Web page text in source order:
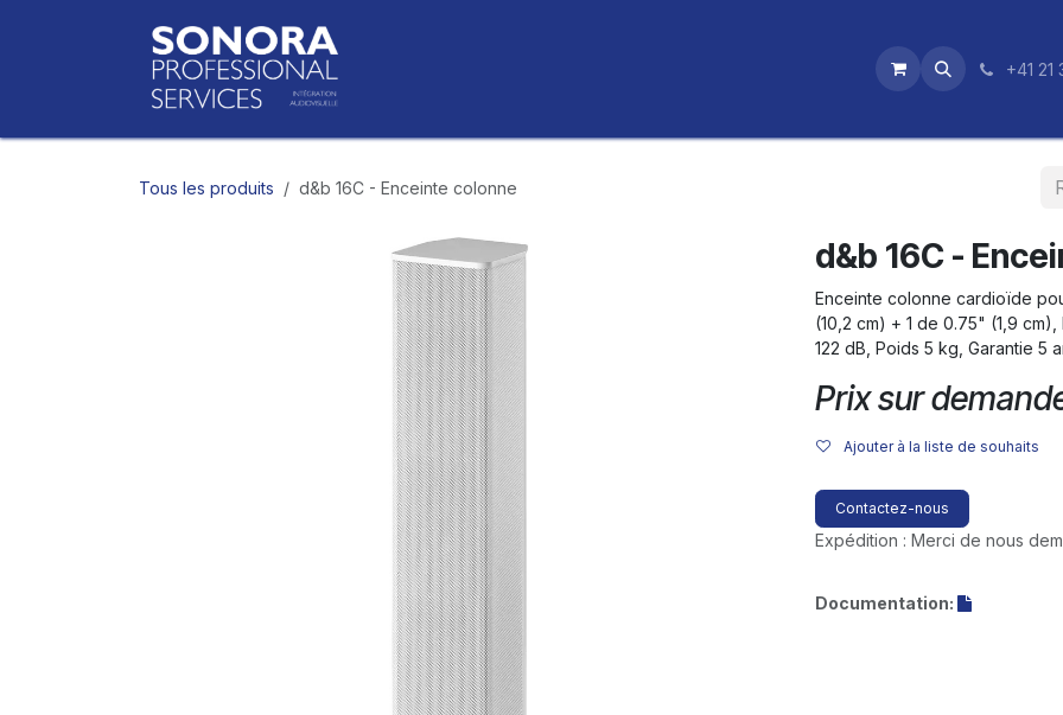
+41 21
Tous les produits d&b 16C - Enceinte colonne
d&b 16C -
Enceinte colonne cardioïde
(10,2 cm) + 1 de 0.75" (1,9
122 dB, Poids 5 kg, Garantie 5
Prix sur
Ajouter à la liste de souhaits
Contactez-nous
Expédition : Merci de nous
Documentation: